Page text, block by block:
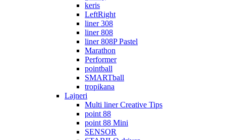
keris
LeftRight
liner 308
liner 808
liner 808P Pastel
Marathon
Performer
pointball
SMARTball
tropikana
Lajneri
Multi liner Creative Tips
point 88
point 88 Mini
SENSOR